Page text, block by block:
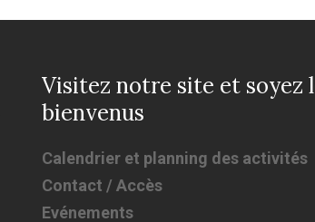
Visitez notre site et soyez
bienvenus
Calendrier et planning des activités
Contact / Accès
Evénements